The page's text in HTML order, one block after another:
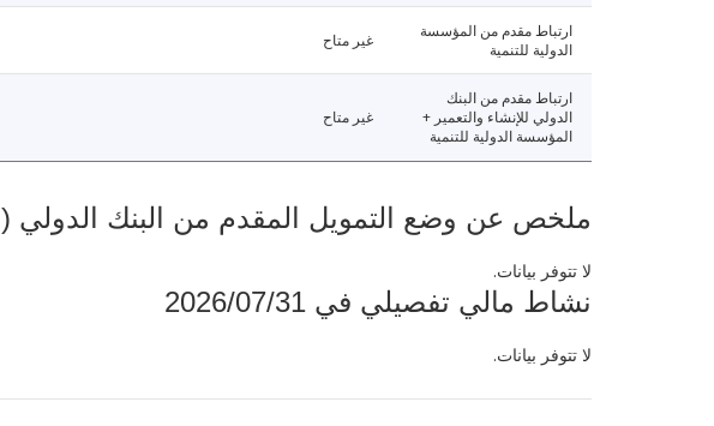
ارتباط مقدم من المؤسسة
الدولية للتنمية
غير متاح
ارتباط مقدم من البنك
الدولي للإنشاء والتعمير +
المؤسسة الدولية للتنمية
غير متاح
ملخص عن وضع التمويل المقدم من البنك الدولي (بملايين
لا تتوفر بيانات.
نشاط مالي تفصيلي في 2026/07/31
لا تتوفر بيانات.